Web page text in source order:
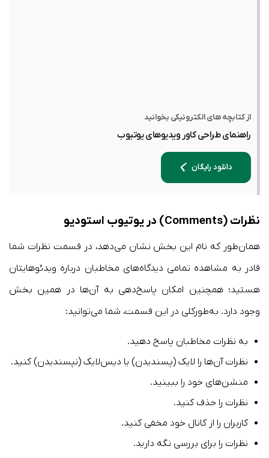
از کتابچه های الکترونیکی بخوانید
راهنمای طراحی کاور ویدیوهای یوتیوب
دانلود رایگان
نظرات (Comments) در یوتیوب استودیو
همان‌طور که نام این بخش نشان می‌دهد، در قسمت نظرات شما
قادر به مشاهده تمامی دیدگاه‌های مخاطبان درباره ویدئوهایتان
هستید؛ همچنین امکان پاسخ‌دهی به آن‌ها در همین بخش
وجود دارد. به‌طورکلی در این قسمت، شما می‌توانید:
به نظرات مخاطبان پاسخ دهید.
نظرات آن‌ها را لایک (پسندیدن) یا دیس‌لایک (نپسندیدن) کنید.
منشن‌های خود را ببینید.
نظرات را حذف کنید.
کاربران را از کانال خود مخفی کنید.
نظرات را برای بررسی نگه دارید.